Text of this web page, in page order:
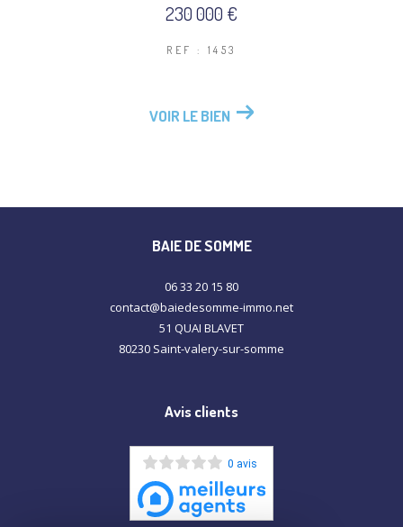
230 000 €
REF : 1453
VOIR LE BIEN
BAIE DE SOMME
06 33 20 15 80
contact@baiedesomme-immo.net
51 QUAI BLAVET
80230
saint-valery-sur-somme
Avis clients
0 avis